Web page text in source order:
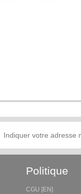
Politique
CGU [EN]